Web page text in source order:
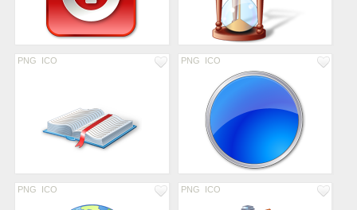
PNG ICO PNG ICO
PNG ICO PNG ICO